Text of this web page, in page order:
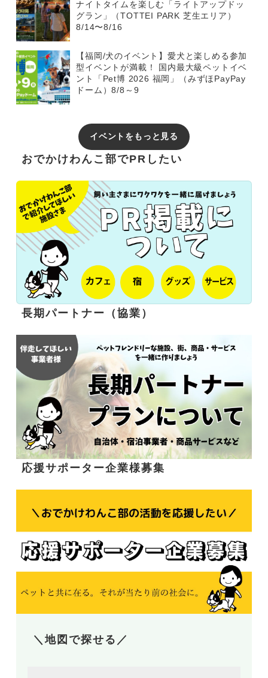
ナイトタイムを楽しむ「ライトアップドッ
グラン」（TOTTEI PARK 芝生エリア）
8/14〜8/16
【福岡/犬のイベント】愛犬と楽しめる参加
型イベントが満載！ 国内最大級ペットイベ
ント「Pet博 2026 福岡」（みずほPayPay
ドーム）8/8～9
イベントをもっと見る
おでかけわんこ部でPRしたい
長期パートナー（協業）
応援サポーター企業様募集
＼地図で探せる／